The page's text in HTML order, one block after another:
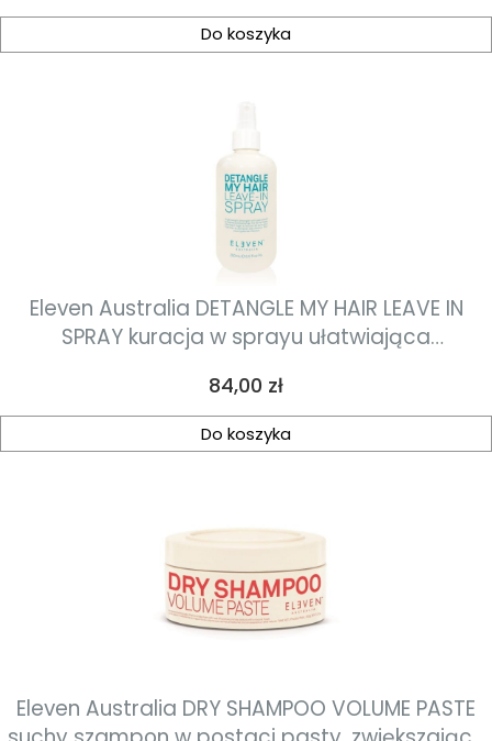
Do koszyka
Eleven Australia DETANGLE MY HAIR LEAVE IN
SPRAY kuracja w sprayu ułatwiająca
Cena
84,00 zł
Do koszyka
Eleven Australia DRY SHAMPOO VOLUME PASTE